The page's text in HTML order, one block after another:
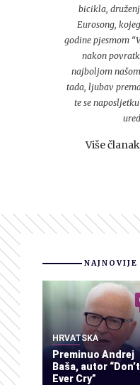
bicikla,
Eurosong,
godine pjesmom
nakon
najboljom
tada, ljubav
te se
Više
NAJNOVIJE
HRVATSKA
Preminuo Andrej
Baša, autor “Don’t
Ever Cry”